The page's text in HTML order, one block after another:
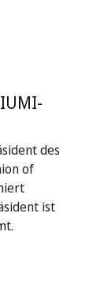
des
of
ist